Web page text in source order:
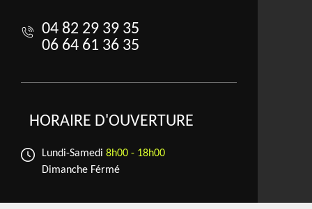
04 82 29 39 35
06 64 61 36 35
HORAIRE D'OUVERTURE
Lundi-Samedi 8h00 - 18h00
Dimanche Férmé